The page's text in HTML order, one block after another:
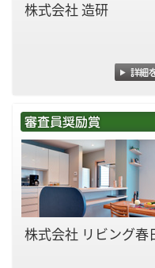
株式会社 造研
株式会社 リビング春